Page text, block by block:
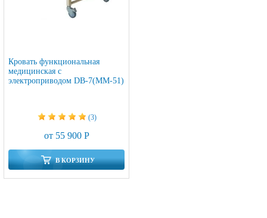
Кровать функциональная
медицинская c
электроприводом DB-7(MM-51)
(3)
от 55 900 Р
В КОРЗИНУ